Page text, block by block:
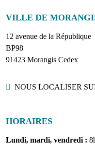
VILLE DE
12 avenue de la République
BP98
91423 Morangis Cedex
Localisation
NOUS LOCALISER
HORAIRES
Lundi, mardi, vendredi :